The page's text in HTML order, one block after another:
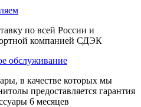
по всей России и
компанией СДЭК
обслуживание
в качестве которых мы
предоставляется гарантия
6 месяцев